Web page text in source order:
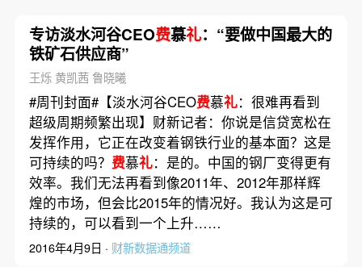
专访淡水河谷CEO费慕礼：“要做中国最大的
铁矿石供应商”
王烁 黄凯茜 鲁晓曦
#周刊封面#【淡水河谷CEO费慕礼：很难再看到
超级周期频繁出现】财新记者：你说是信贷宽松在
发挥作用，它正在改变着钢铁行业的基本面？这是
可持续的吗？ 费慕礼：是的。中国的钢厂变得更有
效率。我们无法再看到像2011年、2012年那样辉
煌的市场，但会比2015年的情况好。我认为这是可
持续的，可以看到一个上升……
2016年4月9日 · 财新数据通频道